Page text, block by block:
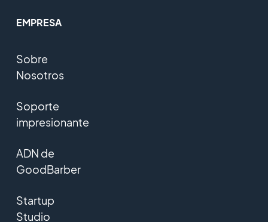
EMPRESA
Sobre
Nosotros
Soporte
impresionante
ADN de
GoodBarber
Startup
Studio